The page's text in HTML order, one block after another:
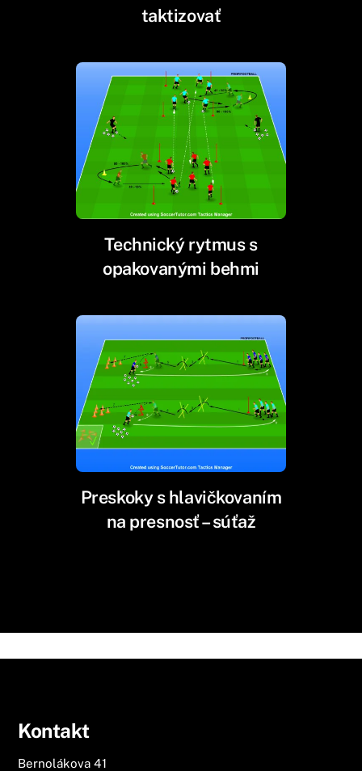
taktizovať
Technický rytmus s
opakovanými behmi
Preskoky s hlavičkovaním
na presnosť – súťaž
Kontakt
Bernolákova 41